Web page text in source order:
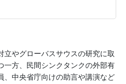
立やグローバスサウスの研究に取
一方、民間シンクタンクの外部有
、中央省庁向けの助言や講演など